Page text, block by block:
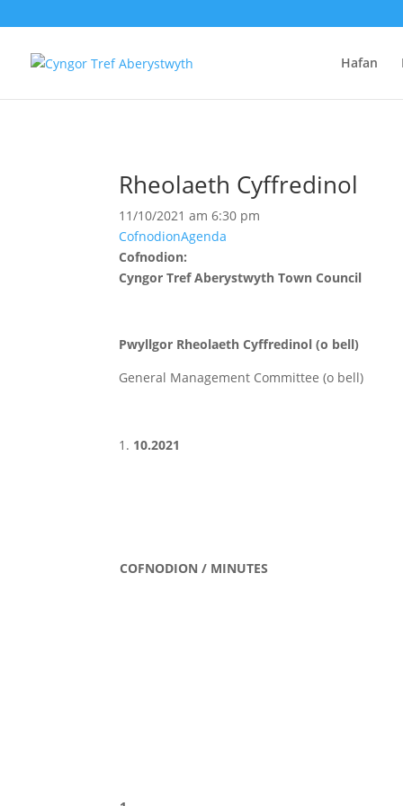
Hafan
Rheolaeth Cyffredinol
11/10/2021 am 6:30 pm
CofnodionAgenda
Cofnodion:
Cyngor Tref Aberystwyth Town Council
Pwyllgor Rheolaeth Cyffredinol (o bell)
General Management Committee (o bell)
10.2021
COFNODION / MINUTES